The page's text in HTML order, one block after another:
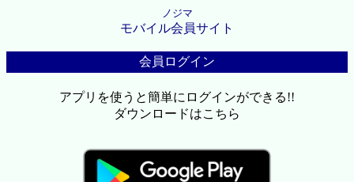
ノジマ
モバイル会員サイト
会員ログイン
アプリを使うと簡単にログインができる!!
ダウンロードはこちら